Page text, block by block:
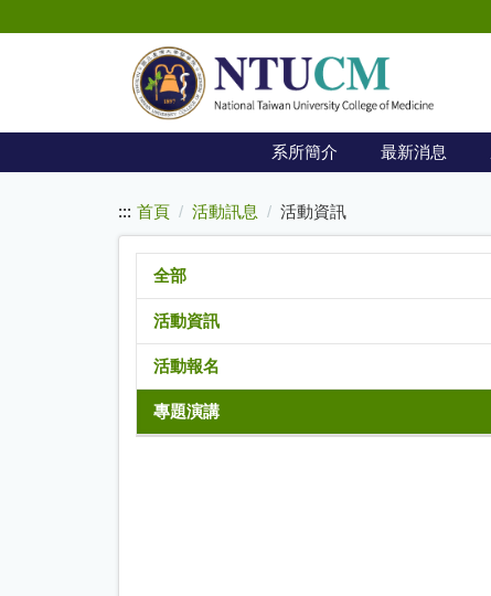
要
容
系所簡介 最新消息
::: 首頁 活動訊息 活動資訊
全部
活動資訊
活動報名
專題演講